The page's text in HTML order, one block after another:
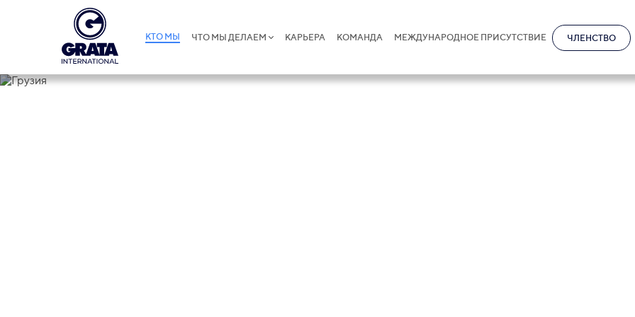
КТО МЫ ЧТО МЫ ДЕЛАЕМ КАРЬЕРА КОМАНДА МЕЖДУНАРОДНОЕ ПРИСУТСТВИЕ ЧЛЕНСТВО